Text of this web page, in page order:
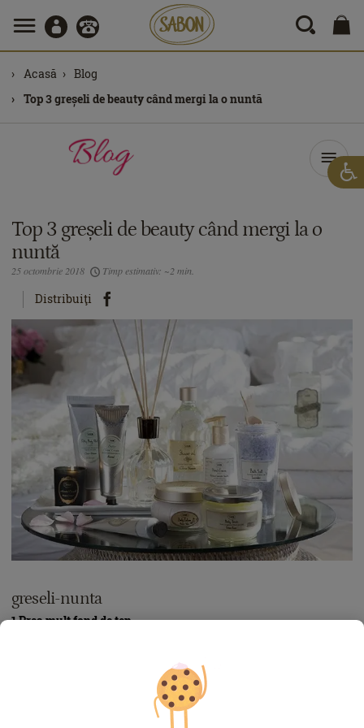
Acasă
Blog
Top 3 greșeli de beauty când mergi la o nuntă
Top 3 greșeli de beauty când mergi la o
nuntă
25 octombrie 2018 Timp estimativ: ~2 min.
Distribuiţi
greseli-nunta
1.Prea mult fond de ten
Și prea mult machiaj sau prea colorat. Când auzim cuvântul
„nuntă“, tendința este să ne pregătim pentru un eveniment
elegant de seară, uitând că nunțile noastre tradiționale încep
de cu ziua, chiar înainte de ora prânzului, în special dacă în